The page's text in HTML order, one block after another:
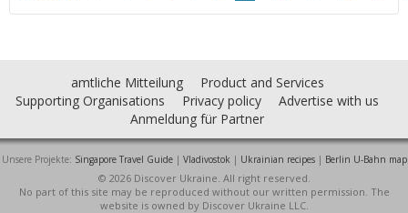
amtliche Mitteilung
Product and Services
Supporting Organisations
Privacy policy
Advertise with us
Anmeldung für Partner
Unsere Projekte: Singapore Travel Guide| Vladivostok | Ukrainian recipes| Berlin U-Bahn map
© 2026 Discover Ukraine. All right reserved.
No part of this site may be reproduced without our written permission. The
website is owned by Discover Ukraine LLC.